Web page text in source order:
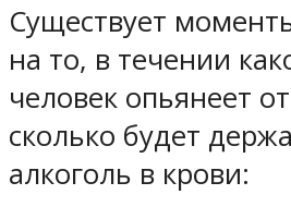
Существует
на то, в течении
человек опьянеет
сколько будет
алкоголь в крови: